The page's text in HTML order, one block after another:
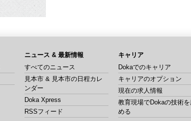
ニュース & 最新情報
すべてのニュース
見本市 & 見本市の日程カレ
ンダー
Doka Xpress
RSSフィード
キャリア
Dokaでのキャリア
キャリアのオプション
現在の求人情報
教育現場でDokaの技術
める